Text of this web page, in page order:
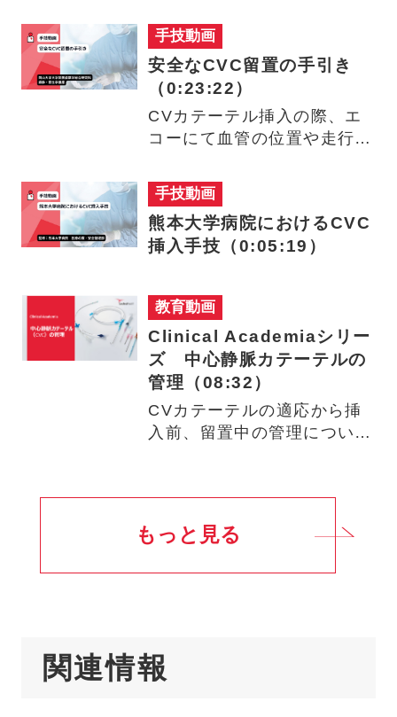
際…
手技動画
安全なCVC留置の手引き
（0:23:22）
CVカテーテル挿入の際、エ
コーにて血管の位置や走行を
を…
手技動画
熊本大学病院におけるCVC
挿入手技（0:05:19）
教育動画
Clinical Academiaシリー
ズ 中心静脈カテーテルの
管理（08:32）
CVカテーテルの適応から挿
入前、留置中の管理について
もっと見る
関連情報